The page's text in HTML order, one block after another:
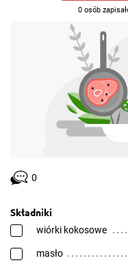
0 osób
0
Składniki
wiórki kokosowe
masło